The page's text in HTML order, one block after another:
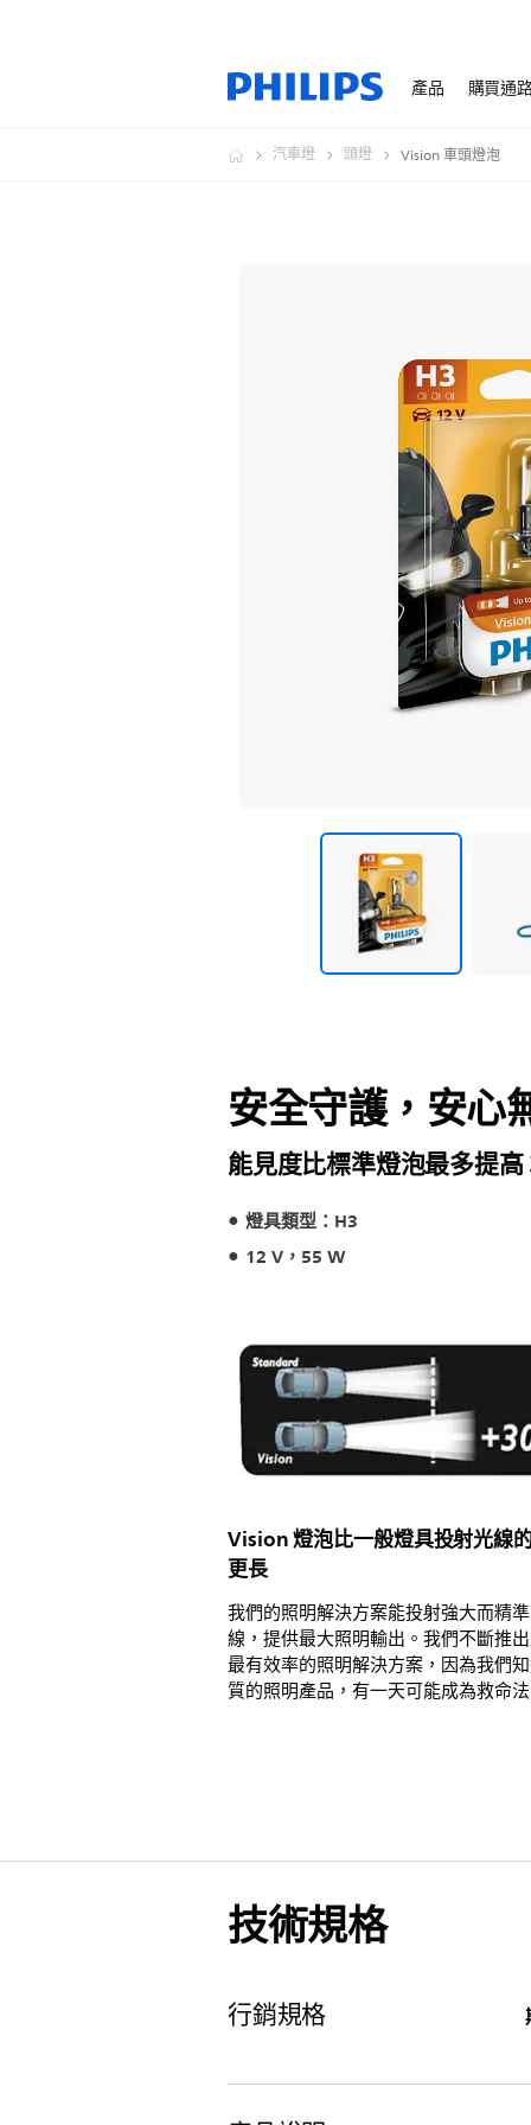
產品 購買通
汽車燈 頭燈 Vision 車頭燈泡
安全守護，安心
能見度比標準燈泡最多提
燈具類型：H3
12 V，55 W
Vision 燈泡比一般燈具投射光線
更長
我們的照明解決方案能投射強大而精
線，提供最大照明輸出。我們不斷推
最有效率的照明解決方案，因為我們
質的照明產品，有一天可能成為救命
技術規格
行銷規格